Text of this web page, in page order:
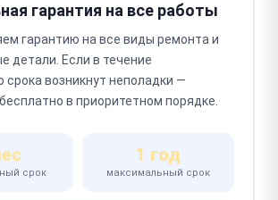
гарантия на все работы
гарантию на все виды ремонта и
детали. Если в течение
срока возникнут неполадки —
в приоритетном порядке.
срок
1 год
максимальный срок